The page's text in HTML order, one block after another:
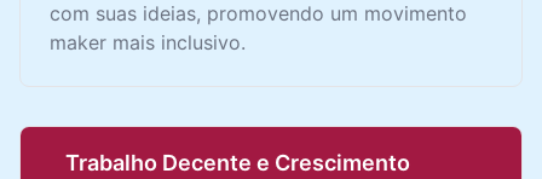
com suas ideias, promovendo um movimento
maker mais inclusivo.
Trabalho Decente e Crescimento